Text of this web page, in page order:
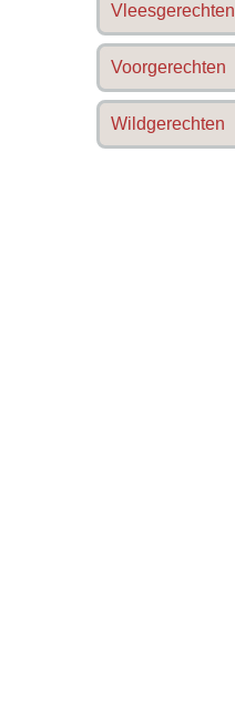
Vleesgerechten
Voorgerechten
Wildgerechten